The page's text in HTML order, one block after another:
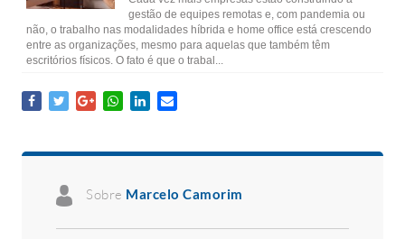
gestão de equipes remotas e, com pandemia ou
não, o trabalho nas modalidades híbrida e home office está crescendo
entre as organizações, mesmo para aquelas que também têm
escritórios físicos. O fato é que o trabal...
Sobre Marcelo Camorim